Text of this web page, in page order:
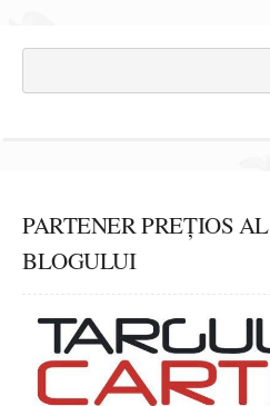
PARTENER PREȚIOS AL
BLOGULUI